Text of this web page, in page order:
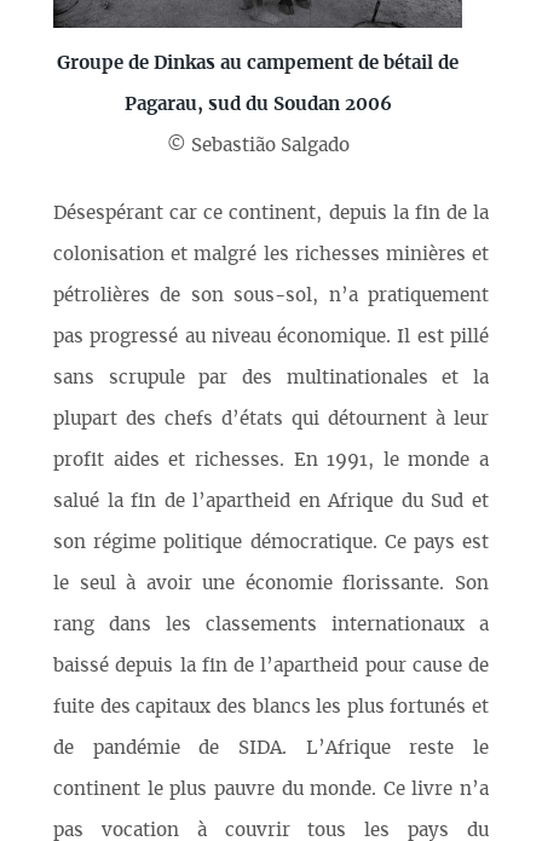
Groupe de Dinkas au campement de bétail de
Pagarau, sud du Soudan 2006
© Sebastião Salgado
Désespérant car ce continent, depuis la fin de la
colonisation et malgré les richesses minières et
pétrolières de son sous-sol, n’a pratiquement
pas progressé au niveau économique. Il est pillé
sans scrupule par des multinationales et la
plupart des chefs d’états qui détournent à leur
profit aides et richesses. En 1991, le monde a
salué la fin de l’apartheid en Afrique du Sud et
son régime politique démocratique. Ce pays est
le seul à avoir une économie florissante. Son
rang dans les classements internationaux a
baissé depuis la fin de l’apartheid pour cause de
fuite des capitaux des blancs les plus fortunés et
de pandémie de SIDA. L’Afrique reste le
continent le plus pauvre du monde. Ce livre n’a
pas vocation à couvrir tous les pays du